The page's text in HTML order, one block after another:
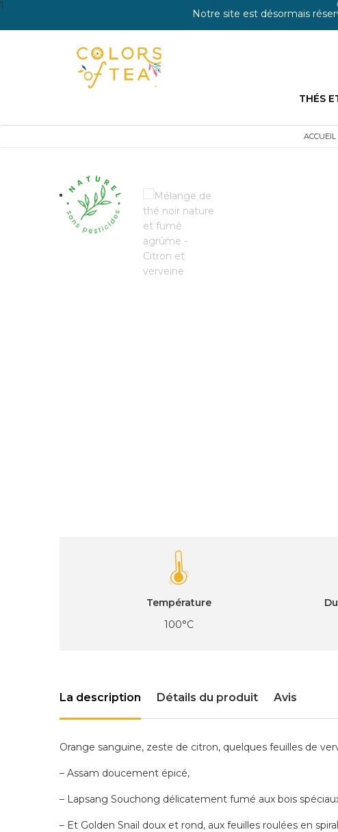
1
Notre site est désormais
THÉS
ACCUEIL
Température
100°C
La description Détails du produit Avis
Orange sanguine, zeste de citron, quelques feuilles de
– Assam doucement épicé,
– Lapsang Souchong délicatement fumé aux bois
– Et Golden Snail doux et rond, aux feuilles roulées en